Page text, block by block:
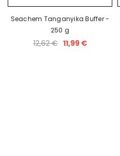
Seachem Tanganyika Buffer -
250 g
12,62 € 11,99 €